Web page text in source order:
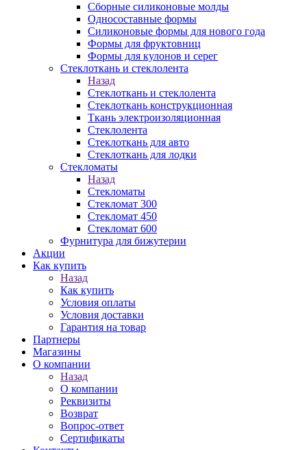
Сборные силиконовые молды
Односоставные формы
Силиконовые формы для нового года
Формы для фруктовниц
Формы для кулонов и серег
Стеклоткань и стеклолента
Назад
Стеклоткань и стеклолента
Стеклоткань конструкционная
Ткань электроизоляционная
Стеклолента
Стеклоткань для авто
Стеклоткань для лодки
Стекломаты
Назад
Стекломаты
Стекломат 300
Стекломат 450
Стекломат 600
Фурнитура для бижутерии
Акции
Как купить
Назад
Как купить
Условия оплаты
Условия доставки
Гарантия на товар
Партнеры
Магазины
О компании
Назад
О компании
Реквизиты
Возврат
Вопрос-ответ
Сертификаты